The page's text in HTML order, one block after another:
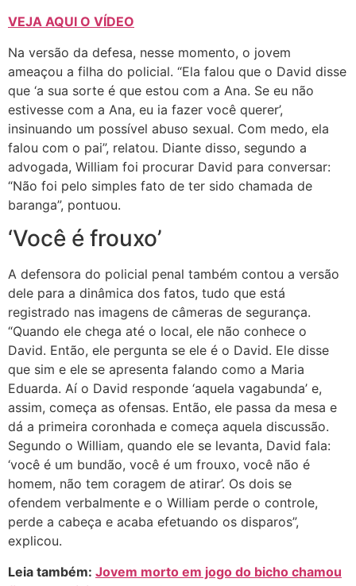
VEJA AQUI O VÍDEO
Na versão da defesa, nesse momento, o jovem
ameaçou a filha do policial. “Ela falou que o David disse
que ‘a sua sorte é que estou com a Ana. Se eu não
estivesse com a Ana, eu ia fazer você querer’,
insinuando um possível abuso sexual. Com medo, ela
falou com o pai”, relatou. Diante disso, segundo a
advogada, William foi procurar David para conversar:
“Não foi pelo simples fato de ter sido chamada de
baranga”, pontuou.
‘Você é frouxo’
A defensora do policial penal também contou a versão
dele para a dinâmica dos fatos, tudo que está
registrado nas imagens de câmeras de segurança.
“Quando ele chega até o local, ele não conhece o
David. Então, ele pergunta se ele é o David. Ele disse
que sim e ele se apresenta falando como a Maria
Eduarda. Aí o David responde ‘aquela vagabunda’ e,
assim, começa as ofensas. Então, ele passa da mesa e
dá a primeira coronhada e começa aquela discussão.
Segundo o William, quando ele se levanta, David fala:
‘você é um bundão, você é um frouxo, você não é
homem, não tem coragem de atirar’. Os dois se
ofendem verbalmente e o William perde o controle,
perde a cabeça e acaba efetuando os disparos”,
explicou.
Leia também: Jovem morto em jogo do bicho chamou